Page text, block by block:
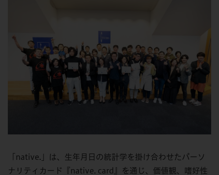
「native.」は、生年月日の統計学を掛け合わせたパーソ
ナリティカード『native. card』を通じ、価値観、嗜好性